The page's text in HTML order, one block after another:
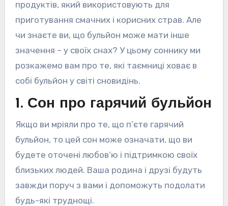
продуктів, який використовують для
приготування смачних і корисних страв. Але
чи знаєте ви, що бульйон може мати інше
значення – у своїх снах? У цьому соннику ми
розкажемо вам про те, які таємниці ховає в
собі бульйон у світі сновидінь.
1. Сон про гарячий бульйон
Якщо ви мріяли про те, що п’єте гарячий
бульйон, то цей сон може означати, що ви
будете оточені любов’ю і підтримкою своїх
близьких людей. Ваша родина і друзі будуть
завжди поруч з вами і допоможуть подолати
будь-які труднощі.